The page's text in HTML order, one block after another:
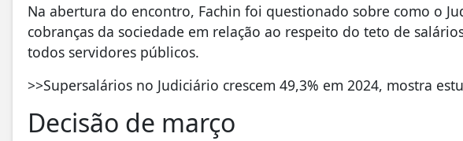
Na abertura do encontro, Fachin foi questionado sobre como o
cobranças da sociedade em relação ao respeito do teto de
todos servidores públicos.
>>Supersalários no Judiciário crescem 49,3% em 2024, mostra
Decisão de março